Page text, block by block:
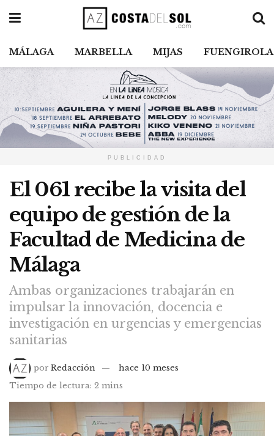
MÁLAGA MARBELLA MIJAS FUENGIROLA
PUBLICIDAD
El 061 recibe la visita del
equipo de gestión de la
Facultad de Medicina de
Málaga
Ambas organizaciones trabajarán en
impulsar la innovación, docencia e
investigación en urgencias y emergencias
sanitarias
por Redacción
hace 10 meses
Tiempo de lectura: 2 mins